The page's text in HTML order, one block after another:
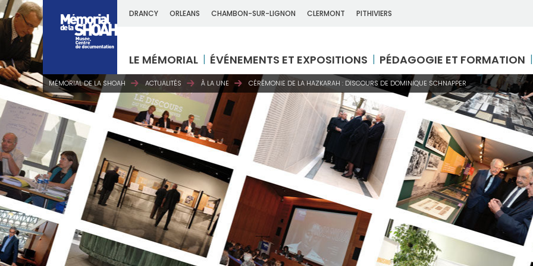
DRANCY ORLEANS CHAMBON-SUR-LIGNON CLERMONT PITHIVIERS
LE MÉMORIAL ÉVÉNEMENTS ET EXPOSITIONS PÉDAGOGIE ET FORMATION
MÉMORIAL DE LA SHOAH ACTUALITÉS À LA UNE CÉRÉMONIE DE LA HAZKARAH : DISCOURS DE DOMINIQUE SCHNAPPER